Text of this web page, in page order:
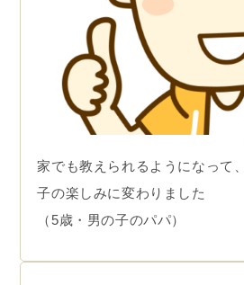
家でも教えられるようになって
子の楽しみに変わりました
（5歳・男の子のパパ）